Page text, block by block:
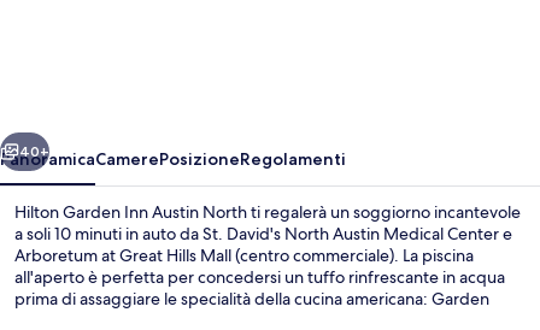
Avanti
40+
PanoramicaCamerePosizioneRegolamenti
Hilton Garden Inn Austin North ti regalerà un soggiorno incantevole
a soli 10 minuti in auto da St. David's North Austin Medical Center e
Arboretum at Great Hills Mall (centro commerciale). La piscina
all'aperto è perfetta per concedersi un tuffo rinfrescante in acqua
prima di assaggiare le specialità della cucina americana: Garden